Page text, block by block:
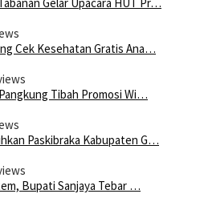
Cek Kesehatan Gratis Ana…
Tibah Promosi Wi…
Paskibraka Kabupaten G…
Bupati Sanjaya Tebar …